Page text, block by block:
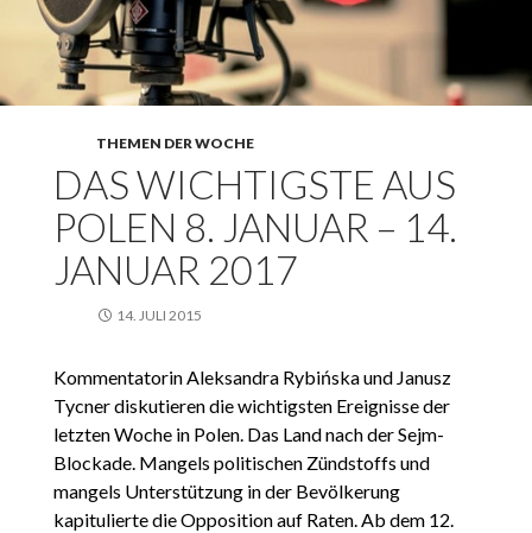
THEMEN DER WOCHE
DAS WICHTIGSTE AUS
POLEN 8. JANUAR – 14.
JANUAR 2017
14. JULI 2015
Kommentatorin Aleksandra Rybińska und Janusz
Tycner diskutieren die wichtigsten Ereignisse der
letzten Woche in Polen. Das Land nach der Sejm-
Blockade. Mangels politischen Zündstoffs und
mangels Unterstützung in der Bevölkerung
kapitulierte die Opposition auf Raten. Ab dem 12.